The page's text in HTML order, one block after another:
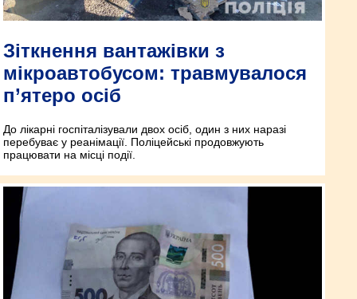
Зіткнення вантажівки з
мікроавтобусом: травмувалося
п’ятеро осіб
До лікарні госпіталізували двох осіб, один з них наразі
перебуває у реанімації. Поліцейські продовжують
працювати на місці події.